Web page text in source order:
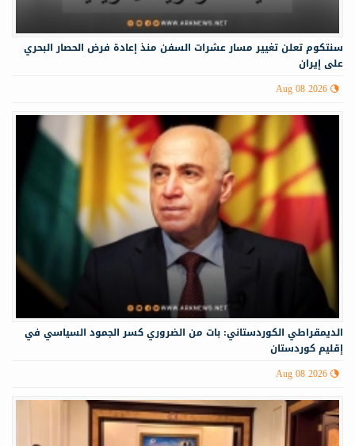
سنتكوم تعلن تغيير مسار عشرات السفن منذ إعادة فرض الحصار البحري
على إيران
Aug 08 2026
الديمقراطي الكوردستاني: بات من الضروري كسر الجمود السياسي في
إقليم كوردستان
Aug 08 2026